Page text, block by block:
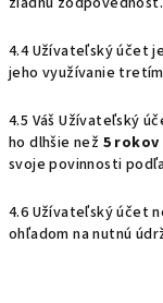
4.4 Užívateľský účet
jeho využívanie
4.5 Váš Užívateľský
ho dlhšie než 5 rokov
svoje povinnosti
4.6 Užívateľský účet
ohľadom na nutnú